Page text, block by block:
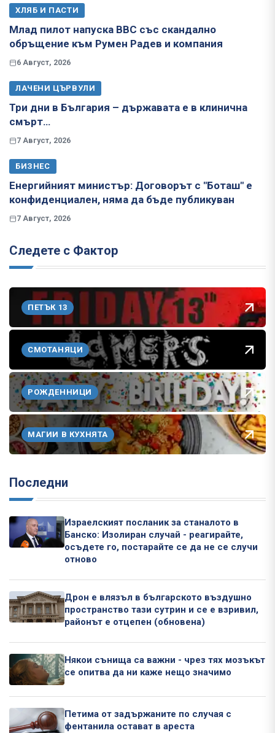
ХЛЯБ И ПАСТИ
Млад пилот напуска ВВС със скандално
обръщение към Румен Радев и компания
6 Август, 2026
ЛАЧЕНИ ЦЪРВУЛИ
Три дни в България – държавата е в клинична
смърт…
7 Август, 2026
БИЗНЕС
Енергийният министър: Договорът с "Боташ" е
конфиденциален, няма да бъде публикуван
7 Август, 2026
Следете с Фактор
ПЕТЪК 13
СМОТАНЯЦИ
РОЖДЕННИЦИ
МАГИИ В КУХНЯТА
Последни
Израелският посланик за станалото в
Банско: Изолиран случай - реагирайте,
осъдете го, постарайте се да не се случи
отново
Дрон е влязъл в българското въздушно
пространство тази сутрин и се е взривил,
районът е отцепен (обновена)
Някои сънища са важни - чрез тях мозъкът
се опитва да ни каже нещо значимо
Петима от задържаните по случая с
фентанила остават в ареста